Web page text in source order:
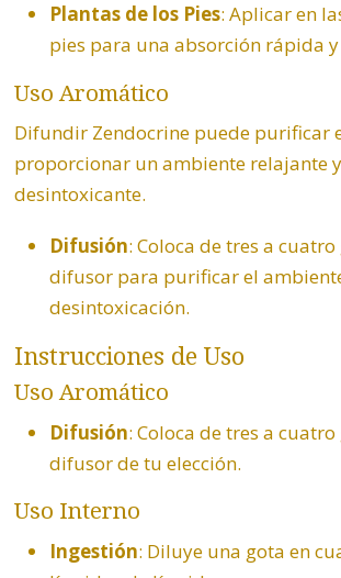
Plantas de los Pies: Aplicar en
pies para una absorción rápida y
Uso Aromático
Difundir Zendocrine puede purificar
proporcionar un ambiente relajante y
desintoxicante.
Difusión: Coloca de tres a cuatro
difusor para purificar el
desintoxicación.
Instrucciones de Uso
Uso Aromático
Difusión: Coloca de tres a cuatro
difusor de tu elección.
Uso Interno
Ingestión: Diluye una gota en